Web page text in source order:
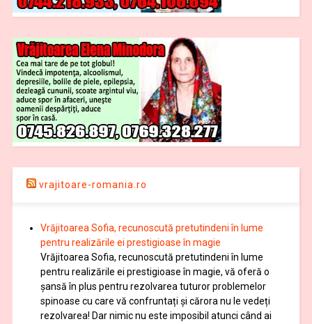
vrajitoare-romania.ro
Vrăjitoarea Sofia, recunoscută pretutindeni în lume
pentru realizările ei prestigioase în magie
Vrăjitoarea Sofia, recunoscută pretutindeni în lume
pentru realizările ei prestigioase în magie, vă oferă o
şansă în plus pentru rezolvarea tuturor problemelor
spinoase cu care vă confruntați și cărora nu le vedeți
rezolvarea! Dar nimic nu este imposibil atunci când ai